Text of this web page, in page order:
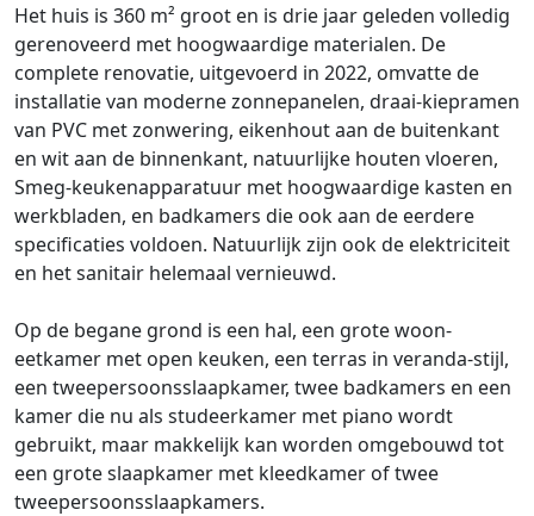
Het huis is 360 m² groot en is drie jaar geleden volledig
gerenoveerd met hoogwaardige materialen. De
complete renovatie, uitgevoerd in 2022, omvatte de
installatie van moderne zonnepanelen, draai-kiepramen
van PVC met zonwering, eikenhout aan de buitenkant
en wit aan de binnenkant, natuurlijke houten vloeren,
Smeg-keukenapparatuur met hoogwaardige kasten en
werkbladen, en badkamers die ook aan de eerdere
specificaties voldoen. Natuurlijk zijn ook de elektriciteit
en het sanitair helemaal vernieuwd.
Op de begane grond is een hal, een grote woon-
eetkamer met open keuken, een terras in veranda-stijl,
een tweepersoonsslaapkamer, twee badkamers en een
kamer die nu als studeerkamer met piano wordt
gebruikt, maar makkelijk kan worden omgebouwd tot
een grote slaapkamer met kleedkamer of twee
tweepersoonsslaapkamers.